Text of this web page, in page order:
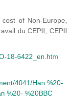
of Non-Europe,
du CEPII, CEPII
18-6422_en.htm
4041/Han %20-
%20- %20BBC